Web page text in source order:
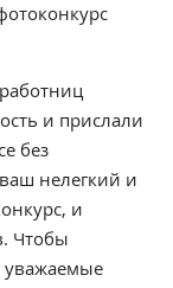
и прислали
без
нелегкий и
и
Чтобы
уважаемые